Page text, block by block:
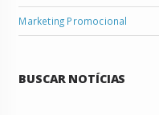
Marketing Promocional
BUSCAR NOTÍCIAS